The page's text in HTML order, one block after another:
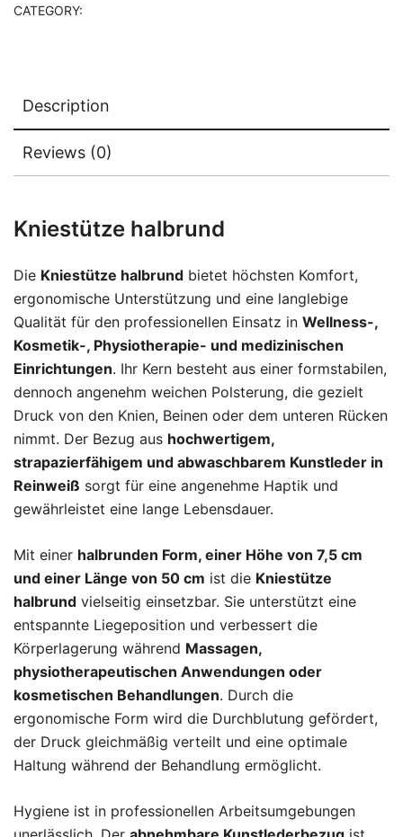
CATEGORY:
Description
Reviews (0)
Kniestütze halbrund
Die Kniestütze halbrund bietet höchsten Komfort,
ergonomische Unterstützung und eine langlebige
Qualität für den professionellen Einsatz in Wellness-,
Kosmetik-, Physiotherapie- und medizinischen
Einrichtungen. Ihr Kern besteht aus einer formstabilen,
dennoch angenehm weichen Polsterung, die gezielt
Druck von den Knien, Beinen oder dem unteren Rücken
nimmt. Der Bezug aus hochwertigem,
strapazierfähigem und abwaschbarem Kunstleder in
Reinweiß sorgt für eine angenehme Haptik und
gewährleistet eine lange Lebensdauer.
Mit einer halbrunden Form, einer Höhe von 7,5 cm
und einer Länge von 50 cm ist die Kniestütze
halbrund vielseitig einsetzbar. Sie unterstützt eine
entspannte Liegeposition und verbessert die
Körperlagerung während Massagen,
physiotherapeutischen Anwendungen oder
kosmetischen Behandlungen. Durch die
ergonomische Form wird die Durchblutung gefördert,
der Druck gleichmäßig verteilt und eine optimale
Haltung während der Behandlung ermöglicht.
Hygiene ist in professionellen Arbeitsumgebungen